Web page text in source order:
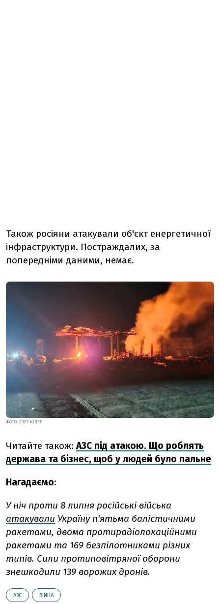
Також росіяни атакували об'єкт енергетичної
інфраструктури. Постраждалих, за
попередніми даними, немає.
ФОТО: ОЛЕГ КІПЕР
Читайте також:АЗС під атакою. Що роблять
держава та бізнес, щоб у людей було пальне
Нагадаємо:
У ніч проти 8 липня російські війська
атакували Україну п'ятьма балістичними
ракетами, двома протирадіолокаційними
ракетами та 169 безпілотниками різних
типів. Сили протиповітряної оборони
знешкодили 139 ворожих дронів.
АЗС ВІЙНА